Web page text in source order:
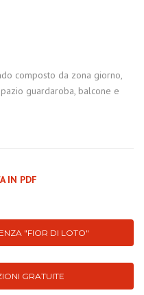
composto da zona giorno,
guardaroba, balcone e
IN PDF
"FIOR DI LOTO"
GRATUITE